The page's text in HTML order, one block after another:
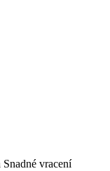
Snadné vracení